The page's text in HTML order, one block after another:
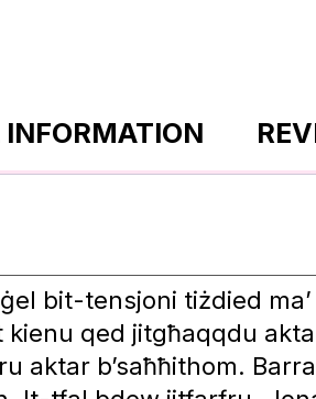
bit-tensjoni tiżdied
qed jitgħaqqdu
aktar b’saħħithom.